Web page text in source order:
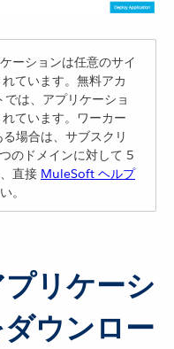
ーションは任意のサイ
ています。無料アカ
は、アプリケーショ
ています。ワーカー
場合は、サブスクリ
のドメインに対して 5
直接 MuleSoft ヘルプ
。
リケーシ
ウンロー